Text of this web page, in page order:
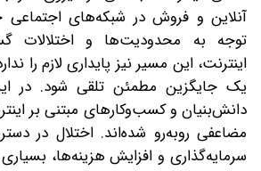
آنلاین و فروش در شبکه‌های اجتماعی
توجه به محدودیت‌ها و اختلالات
اینترنت، این مسیر نیز پایداری لازم را
یک جایگزین مطمئن تلقی شود. در
دانش‌بنیان و کسب‌وکارهای مبتنی بر
مضاعفی روبه‌رو شده‌اند. اختلال در
سرمایه‌گذاری و افزایش هزینه‌ها،